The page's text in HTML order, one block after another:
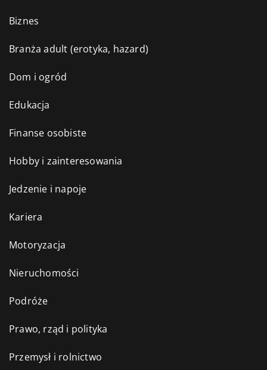
Biznes
Branża adult (erotyka, hazard)
Dom i ogród
Edukacja
Finanse osobiste
Hobby i zainteresowania
Jedzenie i napoje
Kariera
Motoryzacja
Nieruchomości
Podróże
Prawo, rząd i polityka
Przemysł i rolnictwo